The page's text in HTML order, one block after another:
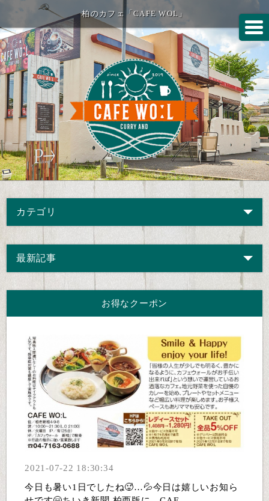
柏のカフェ「CAFE WOL」
カテゴリ
最新記事
お得なクーポン
2021-07-22 18:30:34
今日も暑い1日でしたね🥵…💦今日は嬉しいお知ら